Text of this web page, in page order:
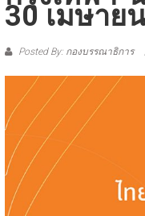
30 เมษาย
Posted By: กองบรรณาธิการ